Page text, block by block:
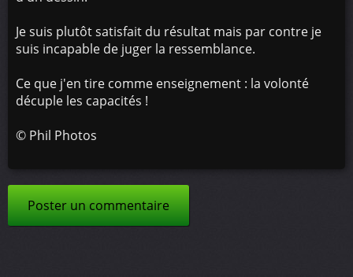
Je suis plutôt satisfait du résultat mais par contre je
suis incapable de juger la ressemblance.
Ce que j'en tire comme enseignement : la volonté
décuple les capacités !
© Phil Photos
Poster un commentaire